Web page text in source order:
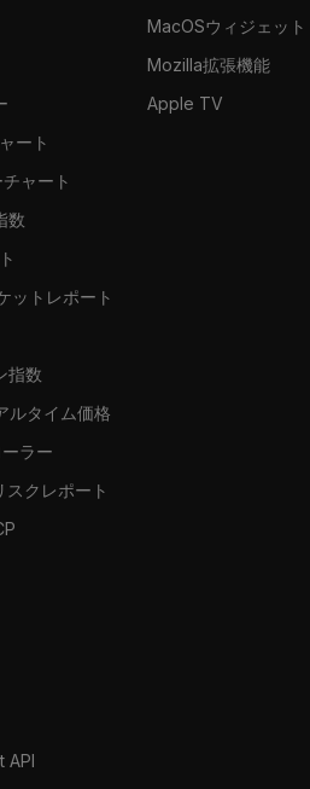
ート
ャート
数
ットレポート
指数
ルタイム価格
ラー
クレポート
API
MacOSウィジェット
Mozilla拡張機能
Apple TV